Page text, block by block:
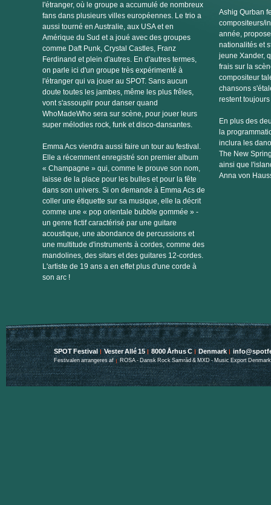
l'étranger, où le groupe a accumulé de nombreux
fans dans plusieurs villes européennes. Le trio a
aussi tourné en Australie, aux USA et en
Amérique du Sud et a joué avec des groupes
comme Daft Punk, Crystal Castles, Franz
Ferdinand et plein d'autres. En d'autres termes,
on parle ici d'un groupe très expérimenté à
l'étranger qui va jouer au SPOT. Sans aucun
doute toutes les jambes, même les plus frêles,
vont s'assouplir pour danser quand
WhoMadeWho sera sur scène, pour jouer leurs
super mélodies rock, funk et disco-dansantes.
Emma Acs viendra aussi faire un tour au festival.
Elle a récemment enregistré son premier album
« Champagne » qui, comme le prouve son nom,
laisse de la place pour les bulles et pour la fête
dans son univers. Si on demande à Emma Acs de
coller une étiquette sur sa musique, elle la décrit
comme une « pop orientale bubble gommée » -
un genre fictif caractérisé par une guitare
acoustique, une abondance de percussions et
une multitude d'instruments à cordes, comme des
mandolines, des sitars et des guitares 12-cordes.
L'artiste de 19 ans a en effet plus d'une corde à
son arc !
Ashig Qurban
compositeurs/
année,
nationalités et
jeune Xander,
frais sur la
compositeur
chansons
restent
En plus des
la
inclura les
The New
ainsi que
Anna von
SPOT Festival Vester Allé 15 8000 Århus C Denmark
Festivalen arrangeres af ROSA - Dansk Rock Samråd & MXD - Music Export Denmark